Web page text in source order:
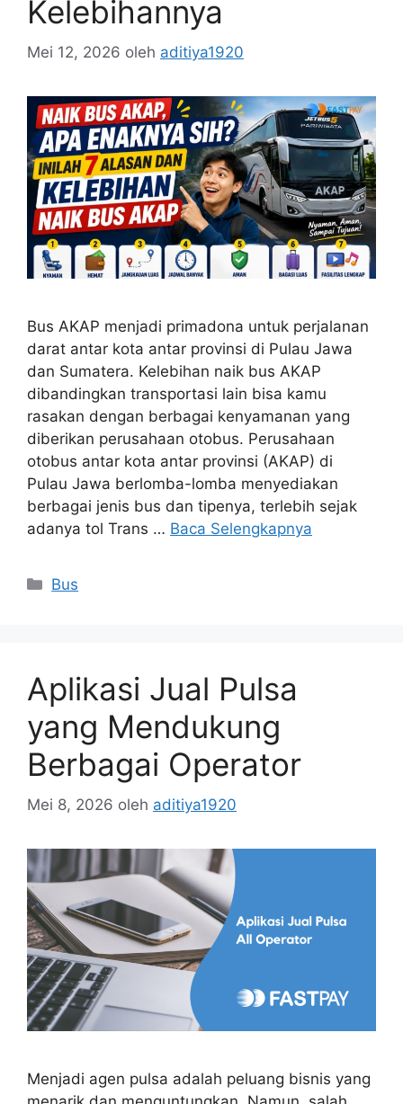
Kelebihannya
Mei 12, 2026 oleh aditiya1920
Bus AKAP menjadi primadona untuk perjalanan
darat antar kota antar provinsi di Pulau Jawa
dan Sumatera. Kelebihan naik bus AKAP
dibandingkan transportasi lain bisa kamu
rasakan dengan berbagai kenyamanan yang
diberikan perusahaan otobus. Perusahaan
otobus antar kota antar provinsi (AKAP) di
Pulau Jawa berlomba-lomba menyediakan
berbagai jenis bus dan tipenya, terlebih sejak
adanya tol Trans … Baca Selengkapnya
Bus
Aplikasi Jual Pulsa
yang Mendukung
Berbagai Operator
Mei 8, 2026 oleh aditiya1920
Menjadi agen pulsa adalah peluang bisnis yang